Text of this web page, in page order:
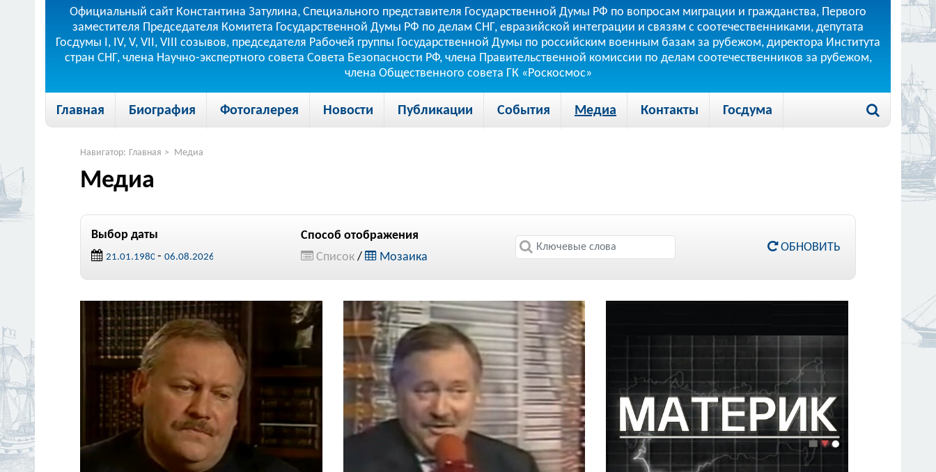
Официальный сайт Константина Затулина, Специального представителя Государственной Думы РФ по вопросам миграции и гражданства, Первого
заместителя Председателя Комитета Государственной Думы РФ по делам СНГ, евразийской интеграции и связям с соотечественниками, депутата
Госдумы I, IV, V, VII, VIII созывов, председателя Рабочей группы Государственной Думы по российским военным базам за рубежом, директора Института
стран СНГ, члена Научно-экспертного совета Совета Безопасности РФ, члена Правительственной комиссии по делам соотечественников за рубежом,
члена Общественного совета ГК «Роскосмос»
Главная Биография Фотогалерея Новости Публикации События Медиа Контакты Госдума
Навигатор: Главная > Медиа
Медиа
Выбор даты
-
Способ отображения
Список / Мозаика
ОБНОВИТЬ